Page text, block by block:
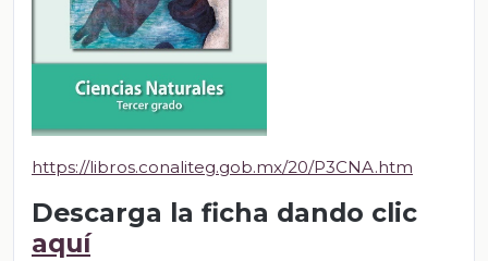
https://libros.conaliteg.gob.mx/20/P3CNA.htm
Descarga la ficha dando clic
aquí